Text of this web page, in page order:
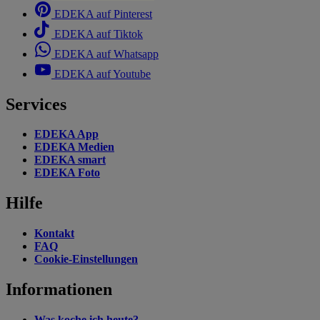
EDEKA auf Pinterest
EDEKA auf Tiktok
EDEKA auf Whatsapp
EDEKA auf Youtube
Services
EDEKA App
EDEKA Medien
EDEKA smart
EDEKA Foto
Hilfe
Kontakt
FAQ
Cookie-Einstellungen
Informationen